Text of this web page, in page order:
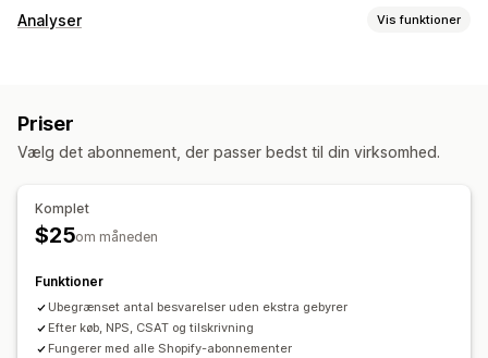
Tilpasning af formular
Spørgeundersøgelsestyper
Kundetilfredshed
Markedsundersøgelse
Tildeling
Administration af indsendelser
Analyser Vis funktioner
Kohorteanalyse
Forladt indkøbskurv
Tilpassede rapporter
Dataeksport
Priser
Vælg det abonnement, der passer bedst til din virksomhed.
Komplet
$25om måneden
Funktioner
Ubegrænset antal besvarelser uden ekstra gebyrer
Efter køb, NPS, CSAT og tilskrivning
Fungerer med alle Shopify-abonnementer